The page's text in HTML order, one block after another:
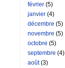
février (5)
janvier (4)
décembre (5)
novembre (5)
octobre (5)
septembre (4)
août(3)